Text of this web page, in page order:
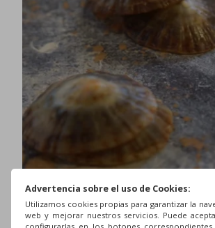
Advertencia sobre el uso de Cookies:
Utilizamos cookies propias para garantizar la
web y mejorar nuestros servicios. Puede